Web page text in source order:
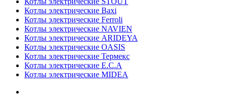
Котлы электрические Baxi
Котлы электрические Ferroli
Котлы электрические NAVIEN
Котлы электрические ARIDEYA
Котлы электрические OASIS
Котлы электрические Термекс
Котлы электрические E.C.A
Котлы электрические MIDEA